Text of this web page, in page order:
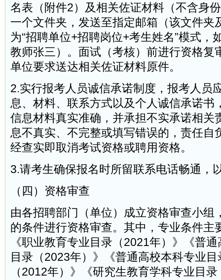
名表（附件2）及相关佐证材料（不含身
一个文件夹，发送至指定邮箱（该文件夹
为“招聘单位+招聘岗位+考生姓名”模式，
教师张三）。面试（考核）前进行资格复
单位要求送达相关佐证材料原件。
2.实行报考人员诚信承诺制度，报考人员
息、材料、联系方式以及个人诚信承诺书
信息材料真实准确，并承担不实承诺相关
息不真实、不完整或填写错误的，责任自
经查实即取消考试资格或聘用资格。
3.请考生确保报名时所留联系电话畅通，
（四）资格审查
由各招聘部门（单位）成立资格审查小组
的条件进行资格审查。其中，专业条件主
《职业教育专业目录（2021年）》《普
目录（2023年）》《普通高校本科专业
（2012年）》《研究生教育学科专业目